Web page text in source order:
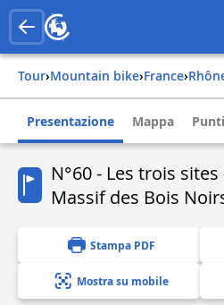
Tour› Mountain bike› france›
Presentazione Mappa
N°60 - Les trois sites
Massif des Bois
Stampa PDF
Mostra su mobile